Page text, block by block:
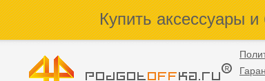
Купить аксессуары